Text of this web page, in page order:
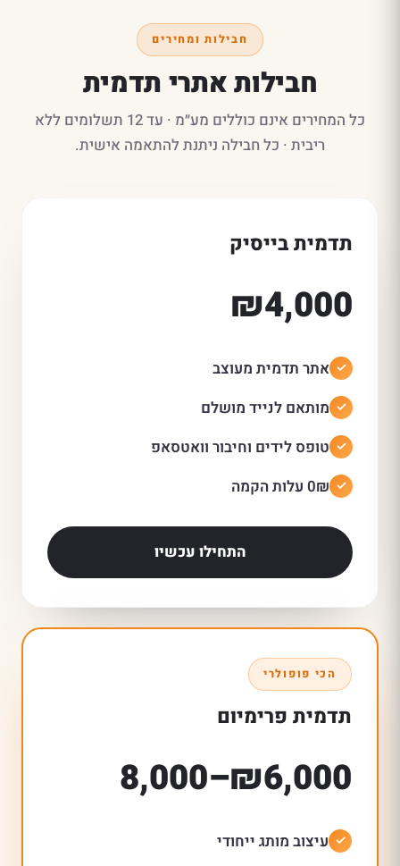
חבילות ומחירים
חבילות אתרי תדמית
כל המחירים אינם כוללים מע״מ · עד 12 תשלומים ללא
ריבית · כל חבילה ניתנת להתאמה אישית.
תדמית בייסיק
₪4,000
אתר תדמית מעוצב
מותאם לנייד מושלם
טופס לידים וחיבור וואטסאפ
0₪ עלות הקמה
התחילו עכשיו
הכי פופולרי
תדמית פרימיום
₪6,000–8,000
עיצוב מותג ייחודי